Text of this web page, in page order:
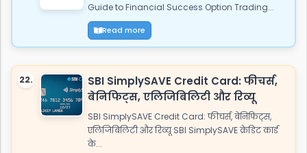
Guide to Financial Success Option Trading...
Read more
22.
SBI SimplySAVE Credit Card: फीचर्स,
बेनिफिट्स, एलिजिबिलिटी और रिव्यू
SBI SimplySAVE Credit Card: फीचर्स, बेनिफिट्स,
एलिजिबिलिटी और रिव्यू SBI SimplySAVE क्रेडिट कार्ड
के...